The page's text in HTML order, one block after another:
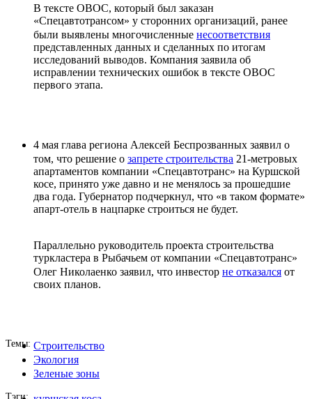
В тексте ОВОС, который был заказан
«Спецавтотрансом» у сторонних организаций, ранее
были выявлены многочисленные несоответствия
представленных данных и сделанных по итогам
исследований выводов. Компания заявила об
исправлении технических ошибок в тексте ОВОС
первого этапа.
4 мая глава региона Алексей Беспрозванных заявил о
том, что решение о запрете строительства 21-метровых
апартаментов компании «Спецавтотранс» на Куршской
косе, принято уже давно и не менялось за прошедшие
два года. Губернатор подчеркнул, что «в таком формате»
апарт-отель в нацпарке строиться не будет.
Параллельно руководитель проекта строительства
туркластера в Рыбачьем от компании «Спецавтотранс»
Олег Николаенко заявил, что инвестор не отказался от
своих планов.
Темы Строительство
Экология
Зеленые зоны
Тэги